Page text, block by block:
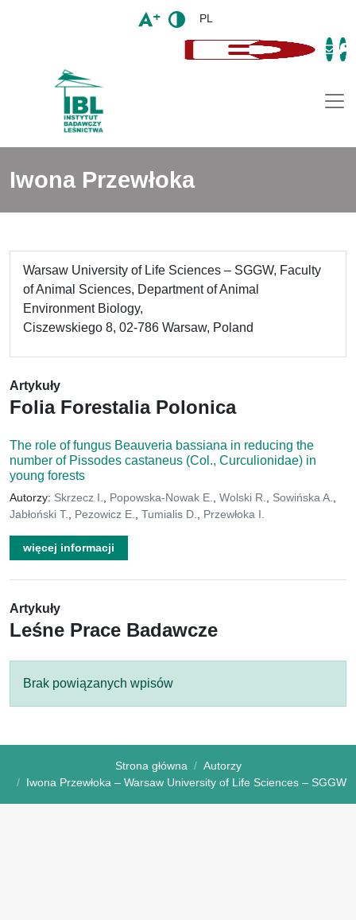
PL
Iwona Przewłoka
Warsaw University of Life Sciences – SGGW, Faculty
of Animal Sciences, Department of Animal
Environment Biology,
Ciszewskiego 8, 02-786 Warsaw, Poland
Artykuły
Folia Forestalia Polonica
The role of fungus Beauveria bassiana in reducing the
number of Pissodes castaneus (Col., Curculionidae) in
young forests
Autorzy: Skrzecz I. Popowska-Nowak E. Wolski R. Sowińska A.
Jabłoński T.
Pezowicz E. Tumialis D. Przewłoka I.
więcej informacji
Artykuły
Leśne Prace Badawcze
Brak powiązanych wpisów
Strona główna
Autorzy
Iwona Przewłoka – Warsaw University of Life Sciences – SGGW